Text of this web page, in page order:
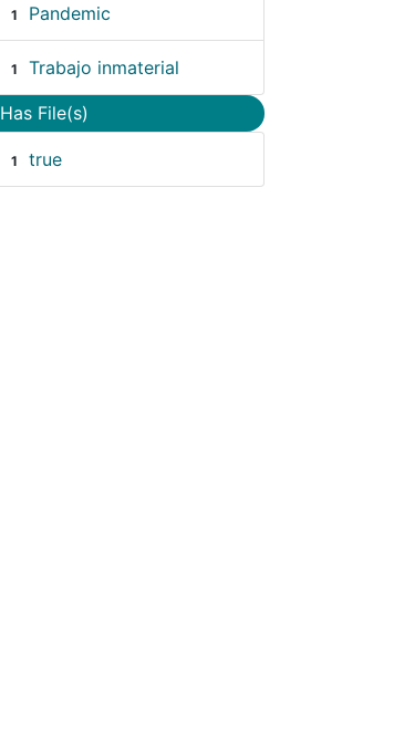
1 Pandemic
1 Trabajo inmaterial
Has File(s)
1 true